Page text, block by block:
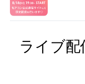
ライブ